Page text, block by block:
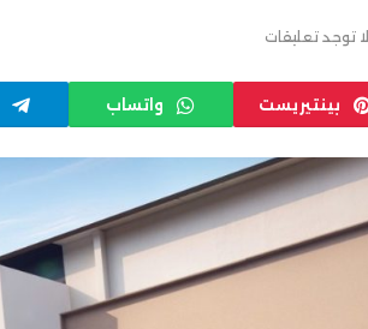
لا توجد تعليقات
بينتيريست واتساب